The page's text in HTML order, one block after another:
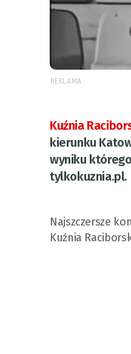
REKLAMA
Kuźnia
kierunku
wyniku
tylkokuznia.pl.
Najszczersze
Kuźnia